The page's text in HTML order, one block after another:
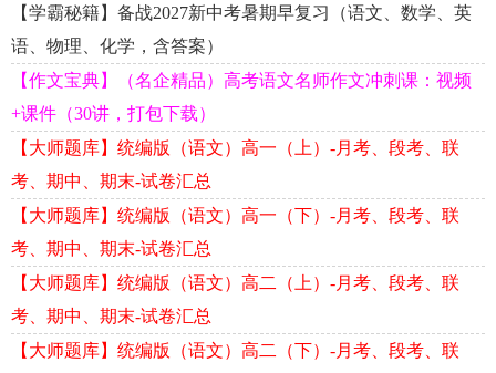
【学霸秘籍】备战2027新中考暑期早复习（语文、数学、英
语、物理、化学，含答案）
【作文宝典】（名企精品）高考语文名师作文冲刺课：视频
+课件（30讲，打包下载）
【大师题库】统编版（语文）高一（上）-月考、段考、联
考、期中、期末-试卷汇总
【大师题库】统编版（语文）高一（下）-月考、段考、联
考、期中、期末-试卷汇总
【大师题库】统编版（语文）高二（上）-月考、段考、联
考、期中、期末-试卷汇总
【大师题库】统编版（语文）高二（下）-月考、段考、联